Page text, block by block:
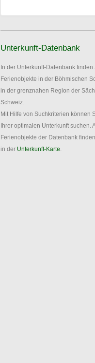
Unterkunft-Datenbank
In der Unterkunft-Datenbank finden
Ferienobjekte in der Böhmischen
in der grenznahen Region der
Schweiz.
Mit Hilfe von Suchkriterien können
Ihrer optimalen Unterkunft suchen.
Ferienobjekte der Datenbank
in der Unterkunft-Karte.